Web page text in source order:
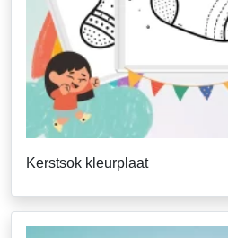
Kerstsok kleurplaat